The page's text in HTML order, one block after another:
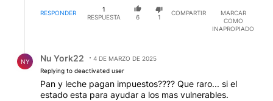
RESPONDER
1
RESPUESTA
6 1
COMPARTIR
MARCAR
COMO
INAPROPIADO
NY Nu York22
4 DE MARZO DE 2025
Replying to deactivated user
Pan y leche pagan impuestos???? Que raro... si el
estado esta para ayudar a los mas vulnerables.